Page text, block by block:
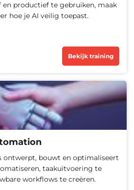
en productief te gebruiken, maak
hoe je AI veilig toepast.
Bekijk training
ontwerpt, bouwt en optimaliseert
taakuitvoering te
workflows te creëren.